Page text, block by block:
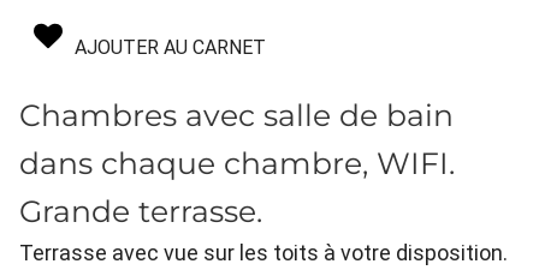
AJOUTER AU CARNET
Chambres avec salle de bain
dans chaque chambre, WIFI.
Grande terrasse.
Terrasse avec vue sur les toits à votre disposition.